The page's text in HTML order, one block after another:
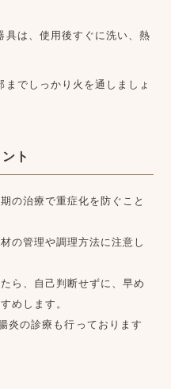
具は、使用後すぐに洗い、熱
までしっかり火を通しましょ
ト
の治療で重症化を防ぐこと
の管理や調理方法に注意し
ら、自己判断せずに、早め
めします。
炎の診療も行っております